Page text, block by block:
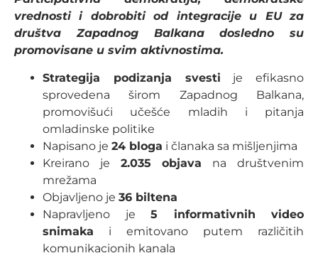
vrednosti i dobrobiti od integracije u EU za
društva Zapadnog Balkana dosledno su
promovisane u svim aktivnostima.
Strategija podizanja svesti je efikasno
sprovedena širom Zapadnog Balkana,
promovišući učešće mladih i pitanja
omladinske politike
Napisano je 24 bloga i članaka sa mišljenjima
Kreirano je 2.035 objava na društvenim
mrežama
Objavljeno je 36 biltena
Napravljeno je 5 informativnih video
snimaka i emitovano putem različitih
komunikacionih kanala